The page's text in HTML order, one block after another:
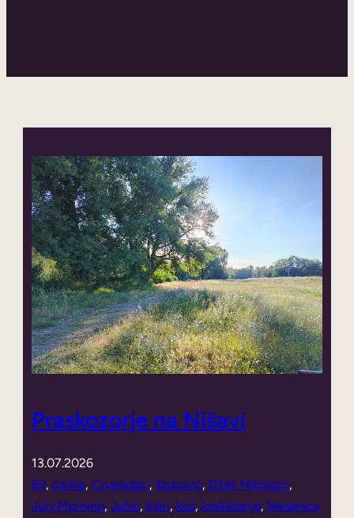
Praskozorje na Nišavi
13.07.2026
69, čavke, Crvendaći, Đoković, Džek Nikolson,
July Morning, Jutro, klen, kos, kreketanje, Nesanica